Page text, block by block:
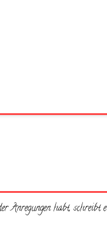
Anregungen habt, schreibt